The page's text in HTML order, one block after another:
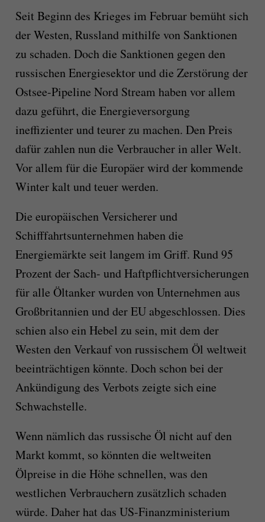
Seit Beginn des Krieges im Februar bemüht sich
der Westen, Russland mithilfe von Sanktionen
zu schaden. Doch die Sanktionen gegen den
russischen Energiesektor und die Zerstörung der
Ostsee-Pipeline Nord Stream haben vor allem
dazu geführt, die Energieversorgung
ineffizienter und teurer zu machen. Den Preis
dafür zahlen nun die Verbraucher in aller Welt.
Vor allem für die Europäer wird der kommende
Winter kalt und teuer werden.
Die europäischen Versicherer und
Schifffahrtsunternehmen haben die
Energiemärkte seit langem im Griff. Rund 95
Prozent der Sach- und Haftpflichtversicherungen
für alle Öltanker wurden von Unternehmen aus
Großbritannien und der EU abgeschlossen. Dies
schien also ein Hebel zu sein, mit dem der
Westen den Verkauf von russischem Öl weltweit
beeinträchtigen könnte. Doch schon bei der
Ankündigung des Verbots zeigte sich eine
Schwachstelle.
Wenn nämlich das russische Öl nicht auf den
Markt kommt, so könnten die weltweiten
Ölpreise in die Höhe schnellen, was den
westlichen Verbrauchern zusätzlich schaden
würde. Daher hat das US-Finanzministerium